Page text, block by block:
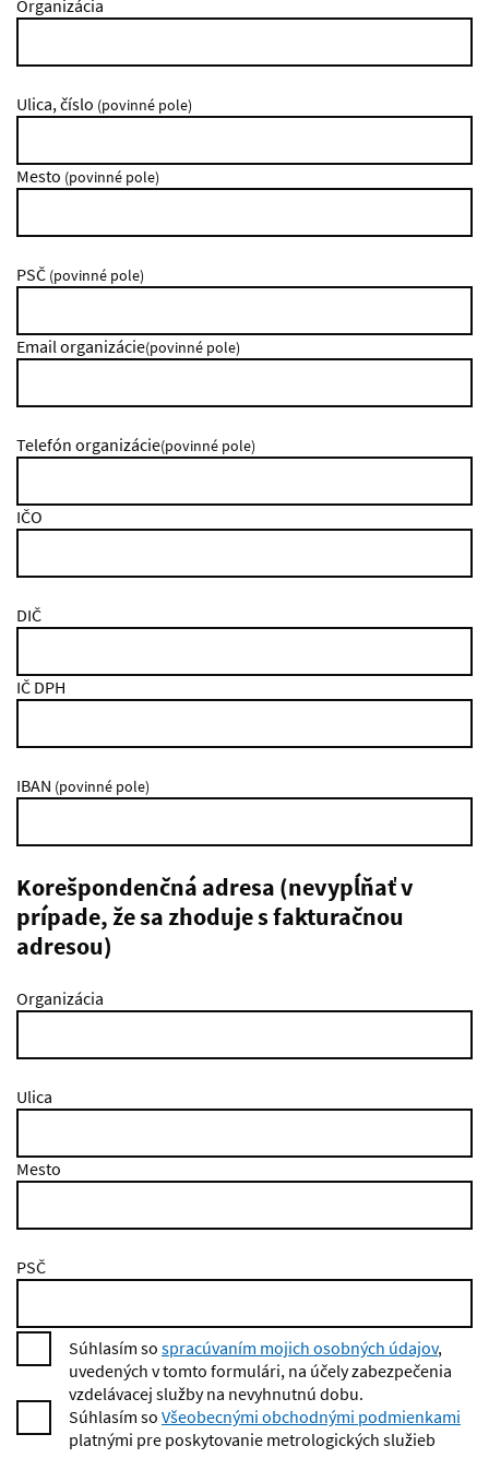
Organizácia
Ulica, číslo (povinné pole)
Mesto (povinné pole)
PSČ (povinné pole)
Email organizácie(povinné pole)
Telefón organizácie(povinné pole)
IČO
DIČ
IČ DPH
IBAN (povinné pole)
Korešpondenčná adresa (nevypĺňať v
prípade, že sa zhoduje s fakturačnou
adresou)
Organizácia
Ulica
Mesto
PSČ
Súhlasím so spracúvaním mojich osobných údajov,
uvedených v tomto formulári, na účely zabezpečenia
vzdelávacej služby na nevyhnutnú dobu.
Súhlasím so Všeobecnými obchodnými podmienkami
platnými pre poskytovanie metrologických služieb